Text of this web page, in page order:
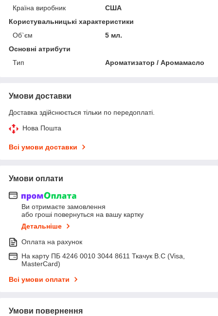
Країна виробник
США
Користувальницькі характеристики
Об`єм
5 мл.
Основні атрибути
Тип
Ароматизатор / Аромамасло
Умови доставки
Доставка здійснюється тільки по передоплаті.
Нова Пошта
Всі умови доставки
Умови оплати
Ви отримаєте замовлення
або гроші повернуться на вашу картку
Детальніше
Оплата на рахунок
На карту ПБ 4246 0010 3044 8611 Ткачук В.С (Visa,
MasterCard)
Всі умови оплати
Умови повернення